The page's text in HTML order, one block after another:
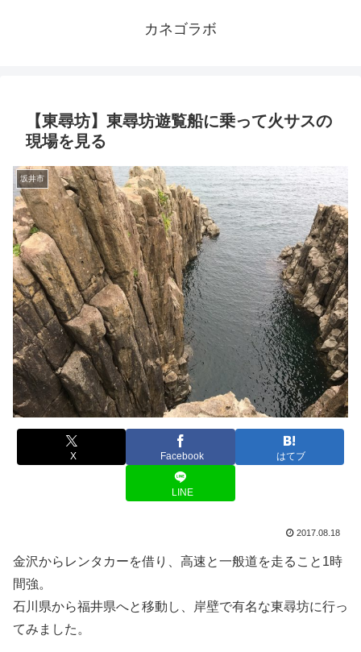
カネゴラボ
【東尋坊】東尋坊遊覧船に乗って火サスの
現場を見る
坂井市
X Facebook はてブ
LINE
2017.08.18
金沢からレンタカーを借り、高速と一般道を走ること1時
間強。
石川県から福井県へと移動し、岸壁で有名な東尋坊に行っ
てみました。